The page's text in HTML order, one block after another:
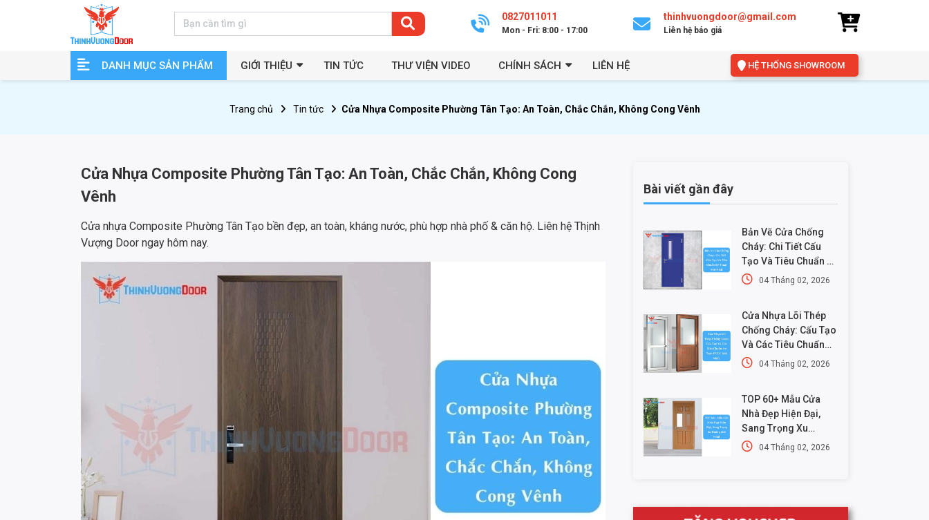
0827011011
Mon - Fri: 8:00 - 17:00
thinhvuongdoor@gmail.com
Liên hệ báo giá
DANH MỤC SẢN PHẨM GIỚI THIỆU TIN TỨC THƯ VIỆN VIDEO CHÍNH SÁCH LIÊN HỆ HỆ THỐNG SHOWROOM
Trang chủ Tin tức Cửa Nhựa Composite Phường Tân Tạo: An Toàn, Chắc Chắn, Không Cong Vênh
Cửa Nhựa Composite Phường Tân Tạo: An Toàn, Chắc Chắn, Không Cong
Vênh
Cửa nhựa Composite Phường Tân Tạo bền đẹp, an toàn, kháng nước, phù hợp nhà phố & căn hộ. Liên hệ Thịnh
Vượng Door ngay hôm nay.
Bài viết gần đây
Bản Vẽ Cửa Chống
Cháy: Chi Tiết Cấu
Tạo Và Tiêu Chuẩn Kỹ
Thuật Mới Nhất
04 Tháng 02, 2026
Cửa Nhựa Lõi Thép
Chống Cháy: Cấu Tạo
Và Các Tiêu Chuẩn
An Toàn PCCC Mới
04 Tháng 02, 2026
TOP 60+ Mẫu Cửa
Nhà Đẹp Hiện Đại,
Sang Trọng Xu
Hướng Mới Nhất
04 Tháng 02, 2026